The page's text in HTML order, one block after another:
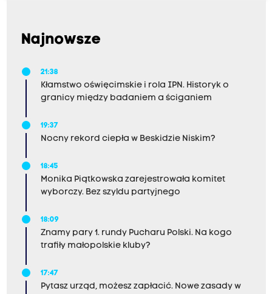
Najnowsze
21:38
Kłamstwo oświęcimskie i rola IPN. Historyk o
granicy między badaniem a ściganiem
19:37
Nocny rekord ciepła w Beskidzie Niskim?
18:45
Monika Piątkowska zarejestrowała komitet
wyborczy. Bez szyldu partyjnego
18:09
Znamy pary 1. rundy Pucharu Polski. Na kogo
trafiły małopolskie kluby?
17:47
Pytasz urząd, możesz zapłacić. Nowe zasady w